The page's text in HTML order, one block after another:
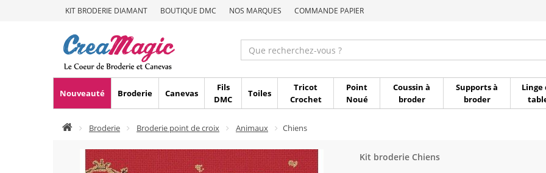
KIT BRODERIE DIAMANT BOUTIQUE DMC NOS MARQUES COMMANDE PAPIER
Nouveauté Broderie Canevas
Fils
DMC
Toiles
Tricot
Crochet
Point
Noué
Coussin à
broder
Supports à
broder
Linge
Broderie Broderie point de croix Animaux Chiens
Kit broderie Chiens